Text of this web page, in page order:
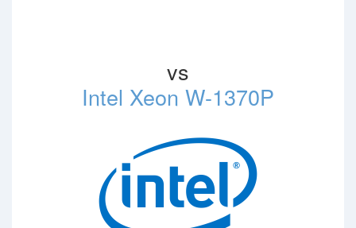
vs
Intel Xeon W-1370P